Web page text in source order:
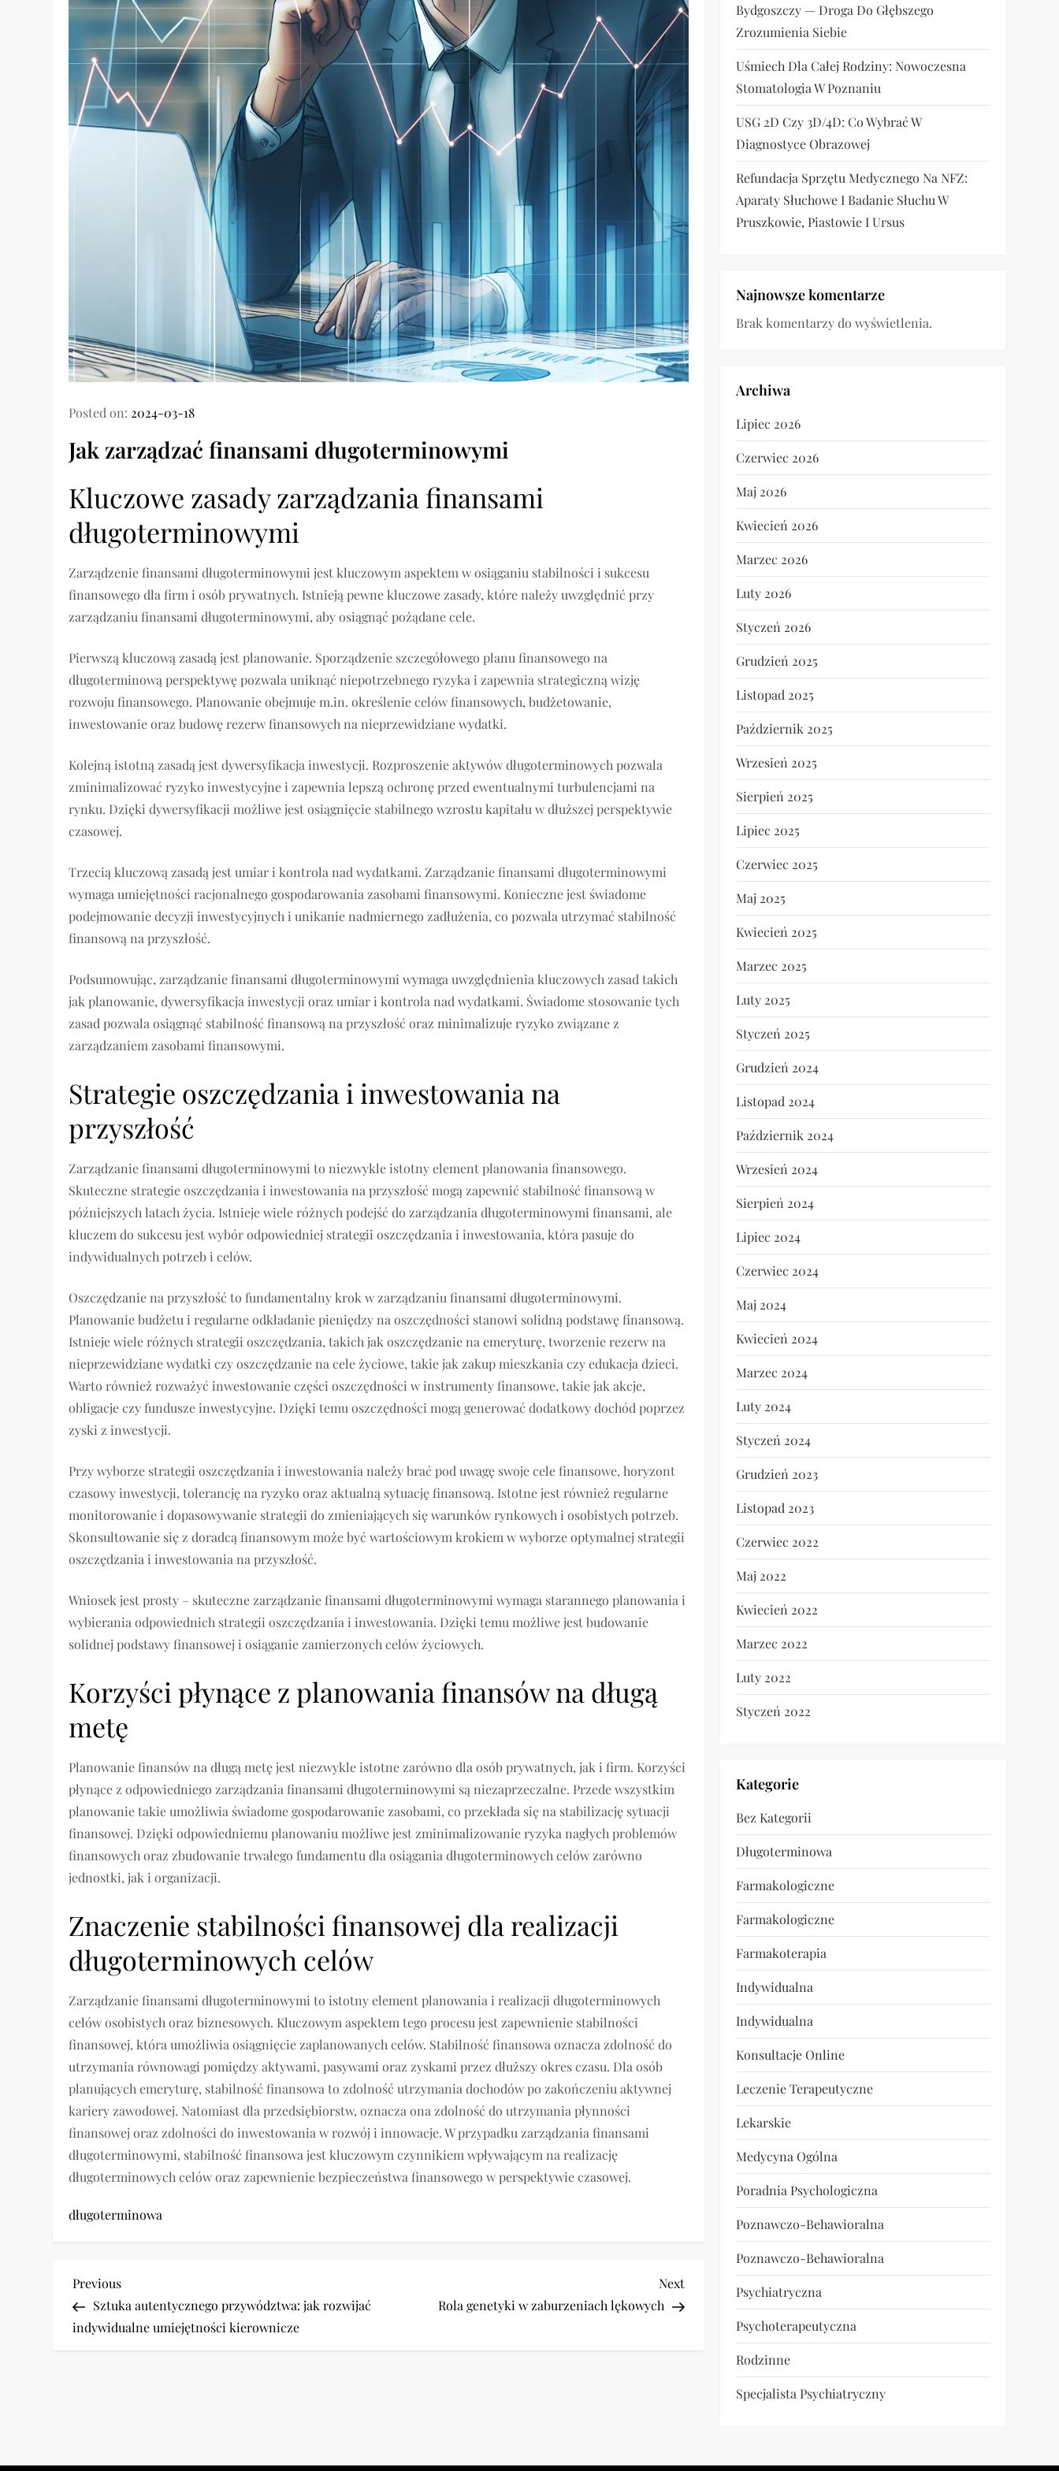
Posted on: 2024-03-18
Jak zarządzać finansami długoterminowymi
Kluczowe zasady zarządzania finansami
długoterminowymi
Zarządzenie finansami długoterminowymi jest kluczowym aspektem w osiąganiu stabilności i sukcesu
finansowego dla firm i osób prywatnych. Istnieją pewne kluczowe zasady, które należy uwzględnić przy
zarządzaniu finansami długoterminowymi, aby osiągnąć pożądane cele.
Pierwszą kluczową zasadą jest planowanie. Sporządzenie szczegółowego planu finansowego na
długoterminową perspektywę pozwala uniknąć niepotrzebnego ryzyka i zapewnia strategiczną wizję
rozwoju finansowego. Planowanie obejmuje m.in. określenie celów finansowych, budżetowanie,
inwestowanie oraz budowę rezerw finansowych na nieprzewidziane wydatki.
Kolejną istotną zasadą jest dywersyfikacja inwestycji. Rozproszenie aktywów długoterminowych pozwala
zminimalizować ryzyko inwestycyjne i zapewnia lepszą ochronę przed ewentualnymi turbulencjami na
rynku. Dzięki dywersyfikacji możliwe jest osiągnięcie stabilnego wzrostu kapitału w dłuższej perspektywie
czasowej.
Trzecią kluczową zasadą jest umiar i kontrola nad wydatkami. Zarządzanie finansami długoterminowymi
wymaga umiejętności racjonalnego gospodarowania zasobami finansowymi. Konieczne jest świadome
podejmowanie decyzji inwestycyjnych i unikanie nadmiernego zadłużenia, co pozwala utrzymać stabilność
finansową na przyszłość.
Podsumowując, zarządzanie finansami długoterminowymi wymaga uwzględnienia kluczowych zasad takich
jak planowanie, dywersyfikacja inwestycji oraz umiar i kontrola nad wydatkami. Świadome stosowanie tych
zasad pozwala osiągnąć stabilność finansową na przyszłość oraz minimalizuje ryzyko związane z
zarządzaniem zasobami finansowymi.
Strategie oszczędzania i inwestowania na
przyszłość
Zarządzanie finansami długoterminowymi to niezwykle istotny element planowania finansowego.
Skuteczne strategie oszczędzania i inwestowania na przyszłość mogą zapewnić stabilność finansową w
późniejszych latach życia. Istnieje wiele różnych podejść do zarządzania długoterminowymi finansami, ale
kluczem do sukcesu jest wybór odpowiedniej strategii oszczędzania i inwestowania, która pasuje do
indywidualnych potrzeb i celów.
Oszczędzanie na przyszłość to fundamentalny krok w zarządzaniu finansami długoterminowymi.
Planowanie budżetu i regularne odkładanie pieniędzy na oszczędności stanowi solidną podstawę finansową.
Istnieje wiele różnych strategii oszczędzania, takich jak oszczędzanie na emeryturę, tworzenie rezerw na
nieprzewidziane wydatki czy oszczędzanie na cele życiowe, takie jak zakup mieszkania czy edukacja dzieci.
Warto również rozważyć inwestowanie części oszczędności w instrumenty finansowe, takie jak akcje,
obligacje czy fundusze inwestycyjne. Dzięki temu oszczędności mogą generować dodatkowy dochód poprzez
zyski z inwestycji.
Przy wyborze strategii oszczędzania i inwestowania należy brać pod uwagę swoje cele finansowe, horyzont
czasowy inwestycji, tolerancję na ryzyko oraz aktualną sytuację finansową. Istotne jest również regularne
monitorowanie i dopasowywanie strategii do zmieniających się warunków rynkowych i osobistych potrzeb.
Skonsultowanie się z doradcą finansowym może być wartościowym krokiem w wyborze optymalnej strategii
oszczędzania i inwestowania na przyszłość.
Wniosek jest prosty – skuteczne zarządzanie finansami długoterminowymi wymaga starannego planowania i
wybierania odpowiednich strategii oszczędzania i inwestowania. Dzięki temu możliwe jest budowanie
solidnej podstawy finansowej i osiąganie zamierzonych celów życiowych.
Korzyści płynące z planowania finansów na długą
metę
Planowanie finansów na długą metę jest niezwykle istotne zarówno dla osób prywatnych, jak i firm. Korzyści
płynące z odpowiedniego zarządzania finansami długoterminowymi są niezaprzeczalne. Przede wszystkim
planowanie takie umożliwia świadome gospodarowanie zasobami, co przekłada się na stabilizację sytuacji
finansowej. Dzięki odpowiedniemu planowaniu możliwe jest zminimalizowanie ryzyka nagłych problemów
finansowych oraz zbudowanie trwałego fundamentu dla osiągania długoterminowych celów zarówno
jednostki, jak i organizacji.
Znaczenie stabilności finansowej dla realizacji
długoterminowych celów
Zarządzanie finansami długoterminowymi to istotny element planowania i realizacji długoterminowych
celów osobistych oraz biznesowych. Kluczowym aspektem tego procesu jest zapewnienie stabilności
finansowej, która umożliwia osiągnięcie zaplanowanych celów. Stabilność finansowa oznacza zdolność do
utrzymania równowagi pomiędzy aktywami, pasywami oraz zyskami przez dłuższy okres czasu. Dla osób
planujących emeryturę, stabilność finansowa to zdolność utrzymania dochodów po zakończeniu aktywnej
kariery zawodowej. Natomiast dla przedsiębiorstw, oznacza ona zdolność do utrzymania płynności
finansowej oraz zdolności do inwestowania w rozwój i innowacje. W przypadku zarządzania finansami
długoterminowymi, stabilność finansowa jest kluczowym czynnikiem wpływającym na realizację
długoterminowych celów oraz zapewnienie bezpieczeństwa finansowego w perspektywie czasowej.
długoterminowa
N
a
a
Previous
Post
Previous
Sztuka autentycznego przywództwa: jak rozwijać
indywidualne umiejętności kierownicze
Next
Post
Next
Rola genetyki w zaburzeniach lękowych
Bydgoszczy — Droga Do Głębszego
Zrozumienia Siebie
Uśmiech Dla Całej Rodziny: Nowoczesna
Stomatologia W Poznaniu
USG 2D Czy 3D/4D: Co Wybrać W
Diagnostyce Obrazowej
Refundacja Sprzętu Medycznego Na NFZ:
Aparaty Słuchowe I Badanie Słuchu W
Pruszkowie, Piastowie I Ursus
Najnowsze komentarze
Brak komentarzy do wyświetlenia.
Archiwa
Lipiec 2026
Czerwiec 2026
Maj 2026
Kwiecień 2026
Marzec 2026
Luty 2026
Styczeń 2026
Grudzień 2025
Listopad 2025
Październik 2025
Wrzesień 2025
Sierpień 2025
Lipiec 2025
Czerwiec 2025
Maj 2025
Kwiecień 2025
Marzec 2025
Luty 2025
Styczeń 2025
Grudzień 2024
Listopad 2024
Październik 2024
Wrzesień 2024
Sierpień 2024
Lipiec 2024
Czerwiec 2024
Maj 2024
Kwiecień 2024
Marzec 2024
Luty 2024
Styczeń 2024
Grudzień 2023
Listopad 2023
Czerwiec 2022
Maj 2022
Kwiecień 2022
Marzec 2022
Luty 2022
Styczeń 2022
Kategorie
Bez Kategorii
Długoterminowa
Farmakologiczne
Farmakologiczne
Farmakoterapia
Indywidualna
Indywidualna
Konsultacje Online
Leczenie Terapeutyczne
Lekarskie
Medycyna Ogólna
Poradnia Psychologiczna
Poznawczo-Behawioralna
Poznawczo-Behawioralna
Psychiatryczna
Psychoterapeutyczna
Rodzinne
Specjalista Psychiatryczny